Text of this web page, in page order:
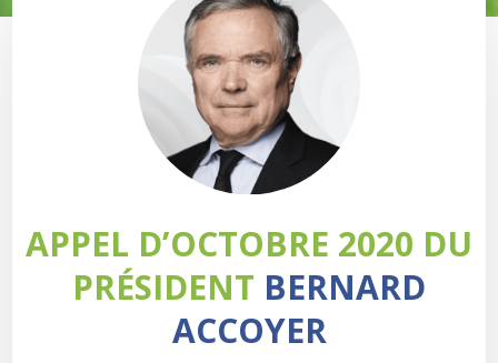
APPEL D’OCTOBRE 2020 DU
PRÉSIDENT BERNARD
ACCOYER